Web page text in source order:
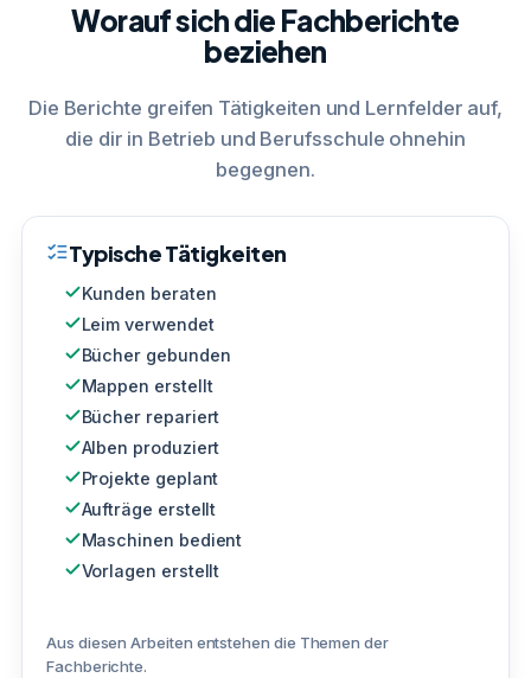
Worauf sich die Fachberichte
beziehen
Die Berichte greifen Tätigkeiten und Lernfelder auf,
die dir in Betrieb und Berufsschule ohnehin
begegnen.
Typische Tätigkeiten
Kunden beraten
Leim verwendet
Bücher gebunden
Mappen erstellt
Bücher repariert
Alben produziert
Projekte geplant
Aufträge erstellt
Maschinen bedient
Vorlagen erstellt
Aus diesen Arbeiten entstehen die Themen der
Fachberichte.